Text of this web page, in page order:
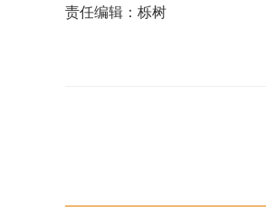
责任编辑：栎树